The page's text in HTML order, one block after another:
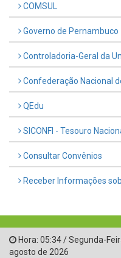
COMSUL
Governo de Pernambuco
Controladoria-Geral da
Confederação Nacional
QEdu
SICONFI - Tesouro
Consultar Convênios
Receber Informações
Hora: 05:34/Segunda-
agosto de 2026